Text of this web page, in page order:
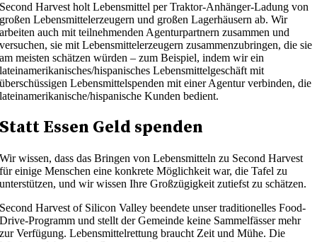
Second Harvest holt Lebensmittel per Traktor-Anhänger-Ladung von
großen Lebensmittelerzeugern und großen Lagerhäusern ab. Wir
arbeiten auch mit teilnehmenden Agenturpartnern zusammen und
versuchen, sie mit Lebensmittelerzeugern zusammenzubringen, die sie
am meisten schätzen würden – zum Beispiel, indem wir ein
lateinamerikanisches/hispanisches Lebensmittelgeschäft mit
überschüssigen Lebensmittelspenden mit einer Agentur verbinden, die
lateinamerikanische/hispanische Kunden bedient.
Statt Essen Geld spenden
Wir wissen, dass das Bringen von Lebensmitteln zu Second Harvest
für einige Menschen eine konkrete Möglichkeit war, die Tafel zu
unterstützen, und wir wissen Ihre Großzügigkeit zutiefst zu schätzen.
Second Harvest of Silicon Valley beendete unser traditionelles Food-
Drive-Programm und stellt der Gemeinde keine Sammelfässer mehr
zur Verfügung. Lebensmittelrettung braucht Zeit und Mühe. Die